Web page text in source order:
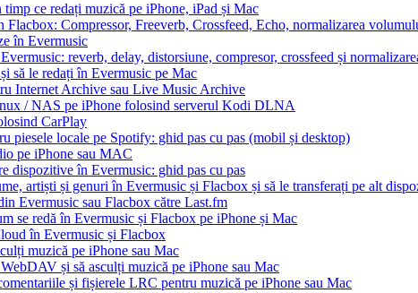
ce redați muzică pe iPhone, iPad și Mac
Flacbox: Compressor, Freeverb, Crossfeed, Echo, normalizarea
în Evermusic
reverb, delay, distorsiune, compresor, crossfeed și
să le redați în Evermusic pe Mac
Internet Archive sau Live Music Archive
/ NAS pe iPhone folosind serverul Kodi DLNA
CarPlay
piesele locale pe Spotify: ghid pas cu pas (mobil și desktop)
pe iPhone sau MAC
dispozitive în Evermusic: ghid pas cu pas
artiști și genuri în Evermusic și Flacbox și să le transferați pe alt
Evermusic sau Flacbox către Last.fm
se redă în Evermusic și Flacbox pe iPhone și Mac
în Evermusic și Flacbox
muzică pe iPhone sau Mac
și să asculți muzică pe iPhone sau Mac
și fișierele LRC pentru muzică pe iPhone sau Mac